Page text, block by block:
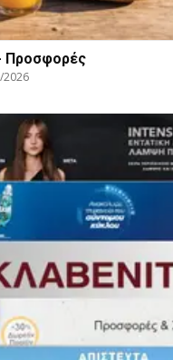
Προσφορές
2026